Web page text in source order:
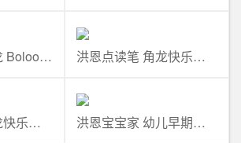
洪恩点读笔 角龙 Bolooloo学美语 洪恩点读笔 角龙快乐成长版 第1~4季
洪恩点读笔 角龙快乐成长版 第5~8季 洪恩宝宝家 幼儿早期教育必备